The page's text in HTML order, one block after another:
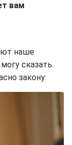
вам
наше
сказать.
закону.